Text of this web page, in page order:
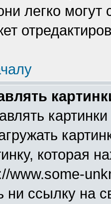
легко
которая
www.some-
ни ссылку на